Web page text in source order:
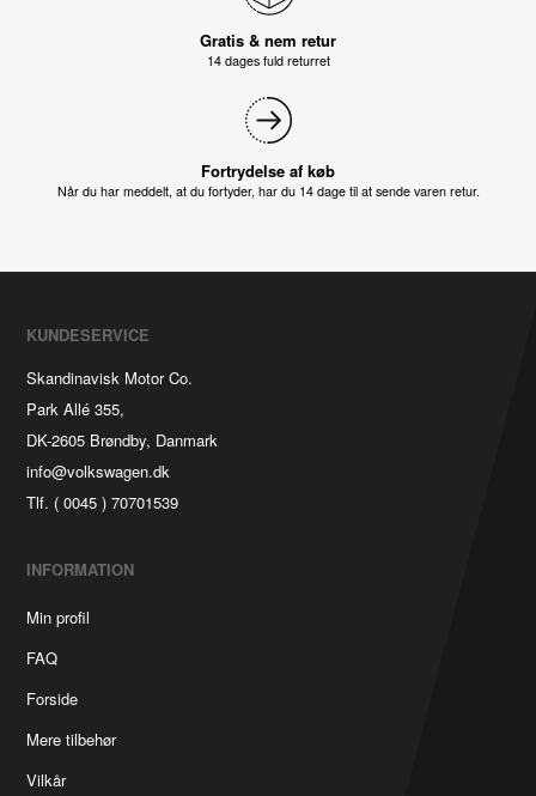
Gratis & nem retur
14 dages fuld returret
Fortrydelse af køb
Når du har meddelt, at du fortyder, har du 14 dage til at sende varen retur.
KUNDESERVICE
Skandinavisk Motor Co.
Park Allé 355,
DK-2605 Brøndby, Danmark
info@volkswagen.dk
Tlf. ( 0045 ) 70701539
INFORMATION
Min profil
FAQ
Forside
Mere tilbehør
Vilkår